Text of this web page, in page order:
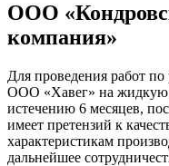
ООО
компания»
Для проведения работ
ООО «Хавег» на
истечению 6 месяцев,
имеет претензий к
характеристикам
дальнейшее